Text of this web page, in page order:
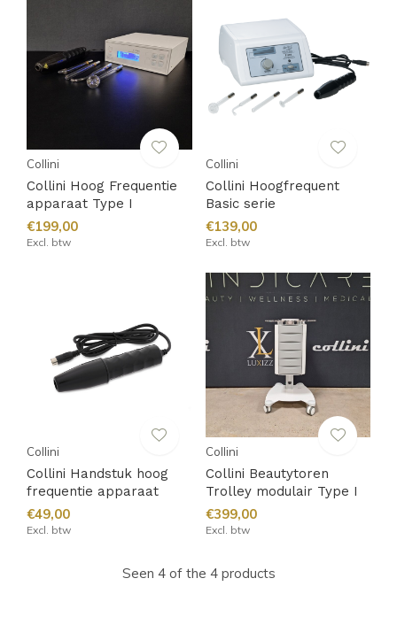
Collini
Collini Hoog Frequentie
apparaat Type I
€199,00
Excl. btw
Collini
Collini Hoogfrequent
Basic serie
€139,00
Excl. btw
Collini
Collini Handstuk hoog
frequentie apparaat
€49,00
Excl. btw
Collini
Collini Beautytoren
Trolley modulair Type I
€399,00
Excl. btw
Seen 4 of the 4 products